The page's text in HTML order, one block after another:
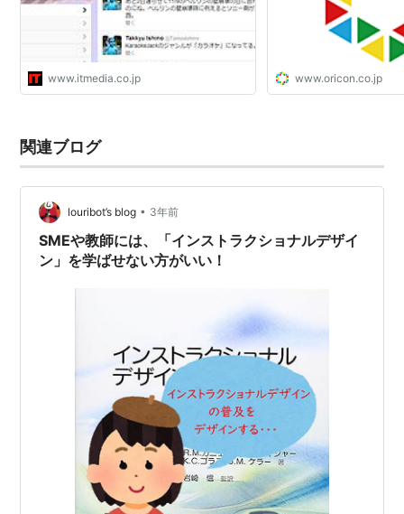
www.itmedia.co.jp www.oricon.co.jp
関連ブログ
louribot’s blog • 3年前
SMEや教師には、「インストラクショナルデザイ
ン」を学ばせない方がいい！